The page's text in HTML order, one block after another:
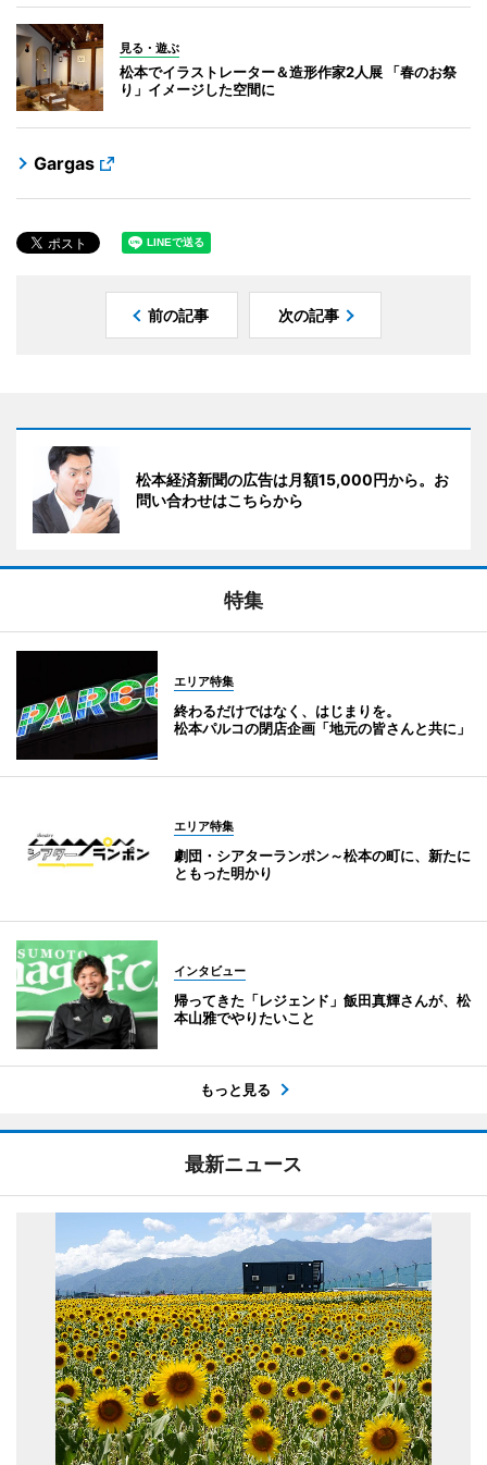
見る・遊ぶ
松本でイラストレーター＆造形作家2人展 「春のお祭
り」イメージした空間に
Gargas
前の記事 次の記事
松本経済新聞の広告は月額15,000円から。お
問い合わせはこちらから
特集
エリア特集
終わるだけではなく、はじまりを。
松本パルコの閉店企画「地元の皆さんと共に」
エリア特集
劇団・シアターランポン～松本の町に、新たに
ともった明かり
インタビュー
帰ってきた「レジェンド」飯田真輝さんが、松
本山雅でやりたいこと
もっと見る
最新ニュース